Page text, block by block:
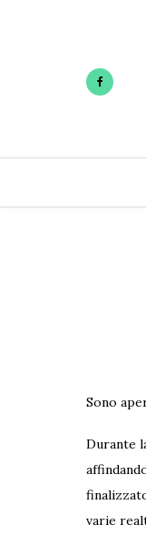
Sono
Durante
varie